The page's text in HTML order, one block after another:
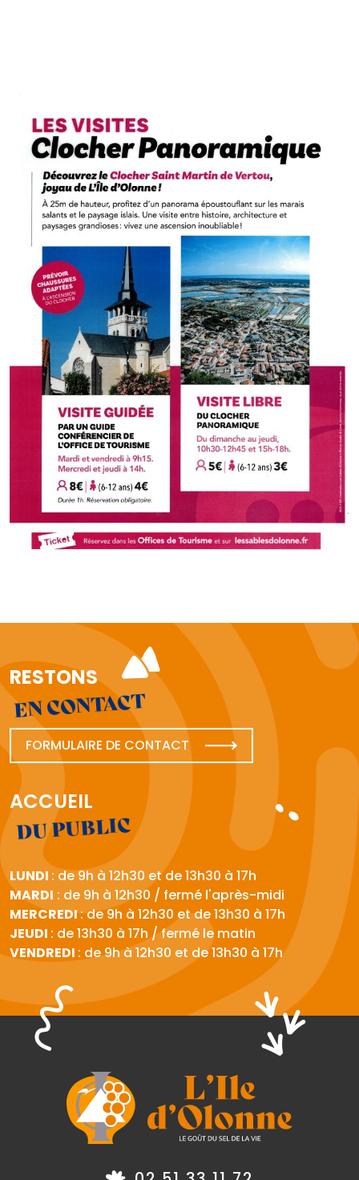
RESTONS
EN CONTACT
FORMULAIRE DE CONTACT
ACCUEIL
DU PUBLIC
LUNDI : de 9h à 12h30 et de 13h30 à 17h
MARDI : de 9h à 12h30 / fermé l'après-midi
MERCREDI: de 9h à 12h30 et de 13h30 à 17h
JEUDI : de 13h30 à 17h / fermé le matin
VENDREDI : de 9h à 12h30 et de 13h30 à 17h